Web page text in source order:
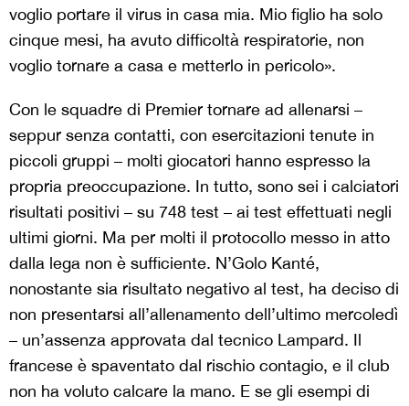
voglio portare il virus in casa mia. Mio figlio ha solo
cinque mesi, ha avuto difficoltà respiratorie, non
voglio tornare a casa e metterlo in pericolo».
Con le squadre di Premier tornare ad allenarsi –
seppur senza contatti, con esercitazioni tenute in
piccoli gruppi – molti giocatori hanno espresso la
propria preoccupazione. In tutto, sono sei i calciatori
risultati positivi – su 748 test – ai test effettuati negli
ultimi giorni. Ma per molti il protocollo messo in atto
dalla lega non è sufficiente. N’Golo Kanté,
nonostante sia risultato negativo al test, ha deciso di
non presentarsi all’allenamento dell’ultimo mercoledì
– un’assenza approvata dal tecnico Lampard. Il
francese è spaventato dal rischio contagio, e il club
non ha voluto calcare la mano. E se gli esempi di